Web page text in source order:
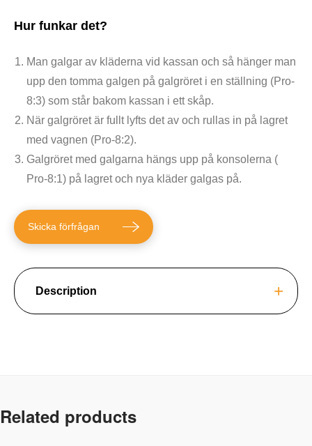
Hur funkar det?
Man galgar av kläderna vid kassan och så hänger man
upp den tomma galgen på galgröret i en ställning (Pro-
8:3) som står bakom kassan i ett skåp.
När galgröret är fullt lyfts det av och rullas in på lagret
med vagnen (Pro-8:2).
Galgröret med galgarna hängs upp på konsolerna (
Pro-8:1) på lagret och nya kläder galgas på.
Skicka förfrågan
Description
Related products